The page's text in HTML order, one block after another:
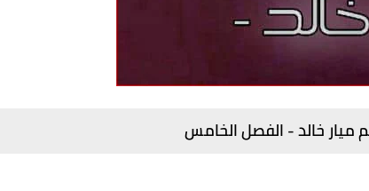
ميار خالد - الفصلالخامس